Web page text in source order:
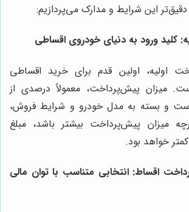
دقیق‌تر این شرایط و مدارک می‌پردازیم:
کلید ورود به دنیای خودروی اقساطی
اولیه، اولین قدم برای خرید اقساطی
میزان پیش‌پرداخت، معمولاً درصدی از
و بسته به مدل خودرو و شرایط فروش،
میزان پیش‌پرداخت بیشتر باشد، مبلغ
خواهد بود.
اقساط: انتخابی متناسب با توان مالی